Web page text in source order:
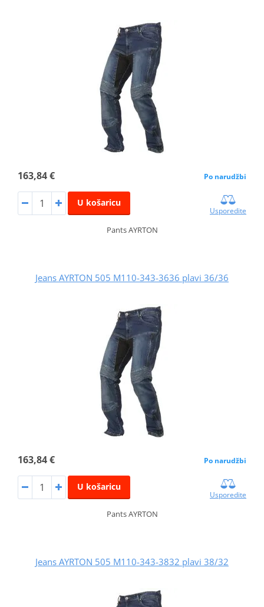
163,84 € Po narudžbi
U košaricu
Usporedite
Pants AYRTON
Jeans AYRTON 505 M110-343-3636 plavi 36/36
163,84 € Po narudžbi
U košaricu
Usporedite
Pants AYRTON
Jeans AYRTON 505 M110-343-3832 plavi 38/32